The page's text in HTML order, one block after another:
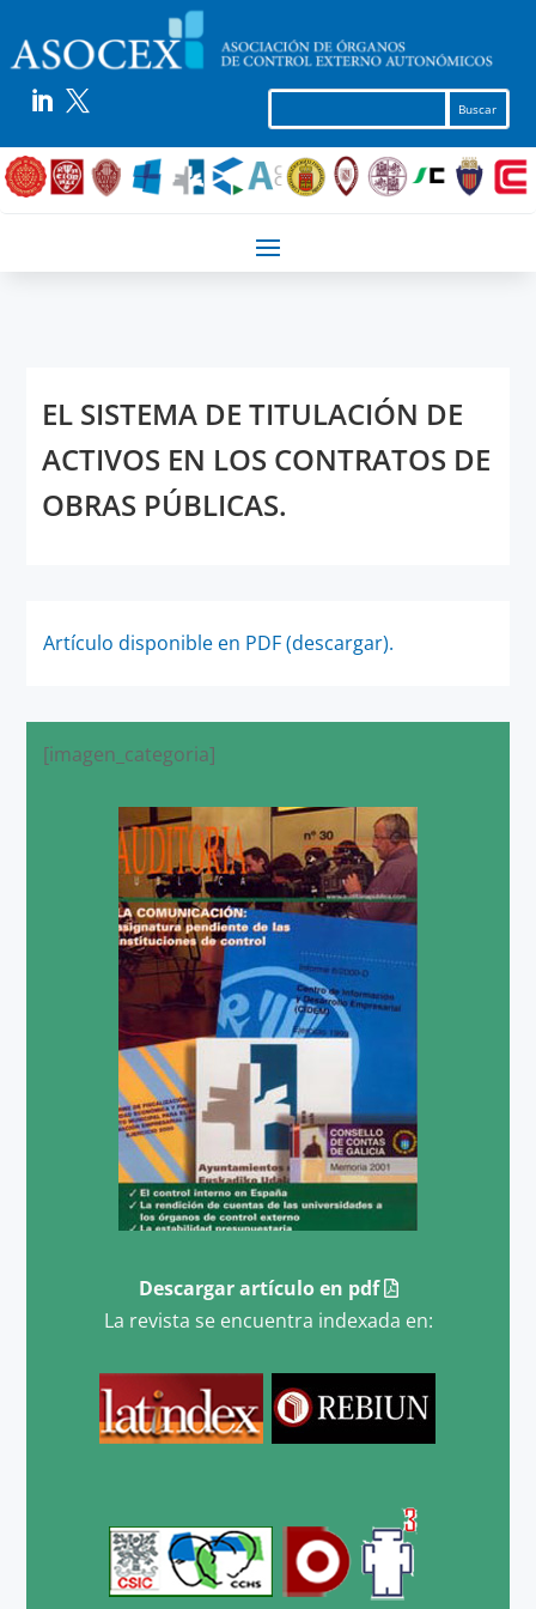
 
EL SISTEMA DE TITULACIÓN DE
ACTIVOS EN LOS CONTRATOS DE
OBRAS PÚBLICAS.
Artículo disponible en PDF (descargar).
[imagen_categoria]
Descargar artículo en pdf
La revista se encuentra indexada en: